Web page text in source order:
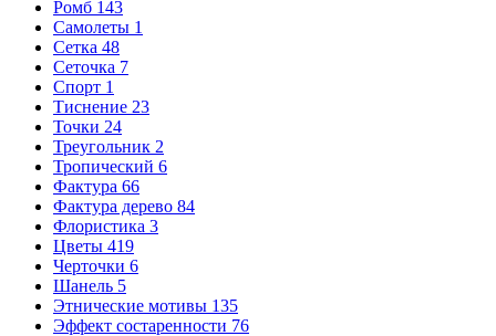
Ромб 143
Самолеты 1
Сетка 48
Сеточка 7
Спорт 1
Тиснение 23
Точки 24
Треугольник 2
Тропический 6
Фактура 66
Фактура дерево 84
Флористика 3
Цветы 419
Черточки 6
Шанель 5
Этнические мотивы 135
Эффект состаренности 76